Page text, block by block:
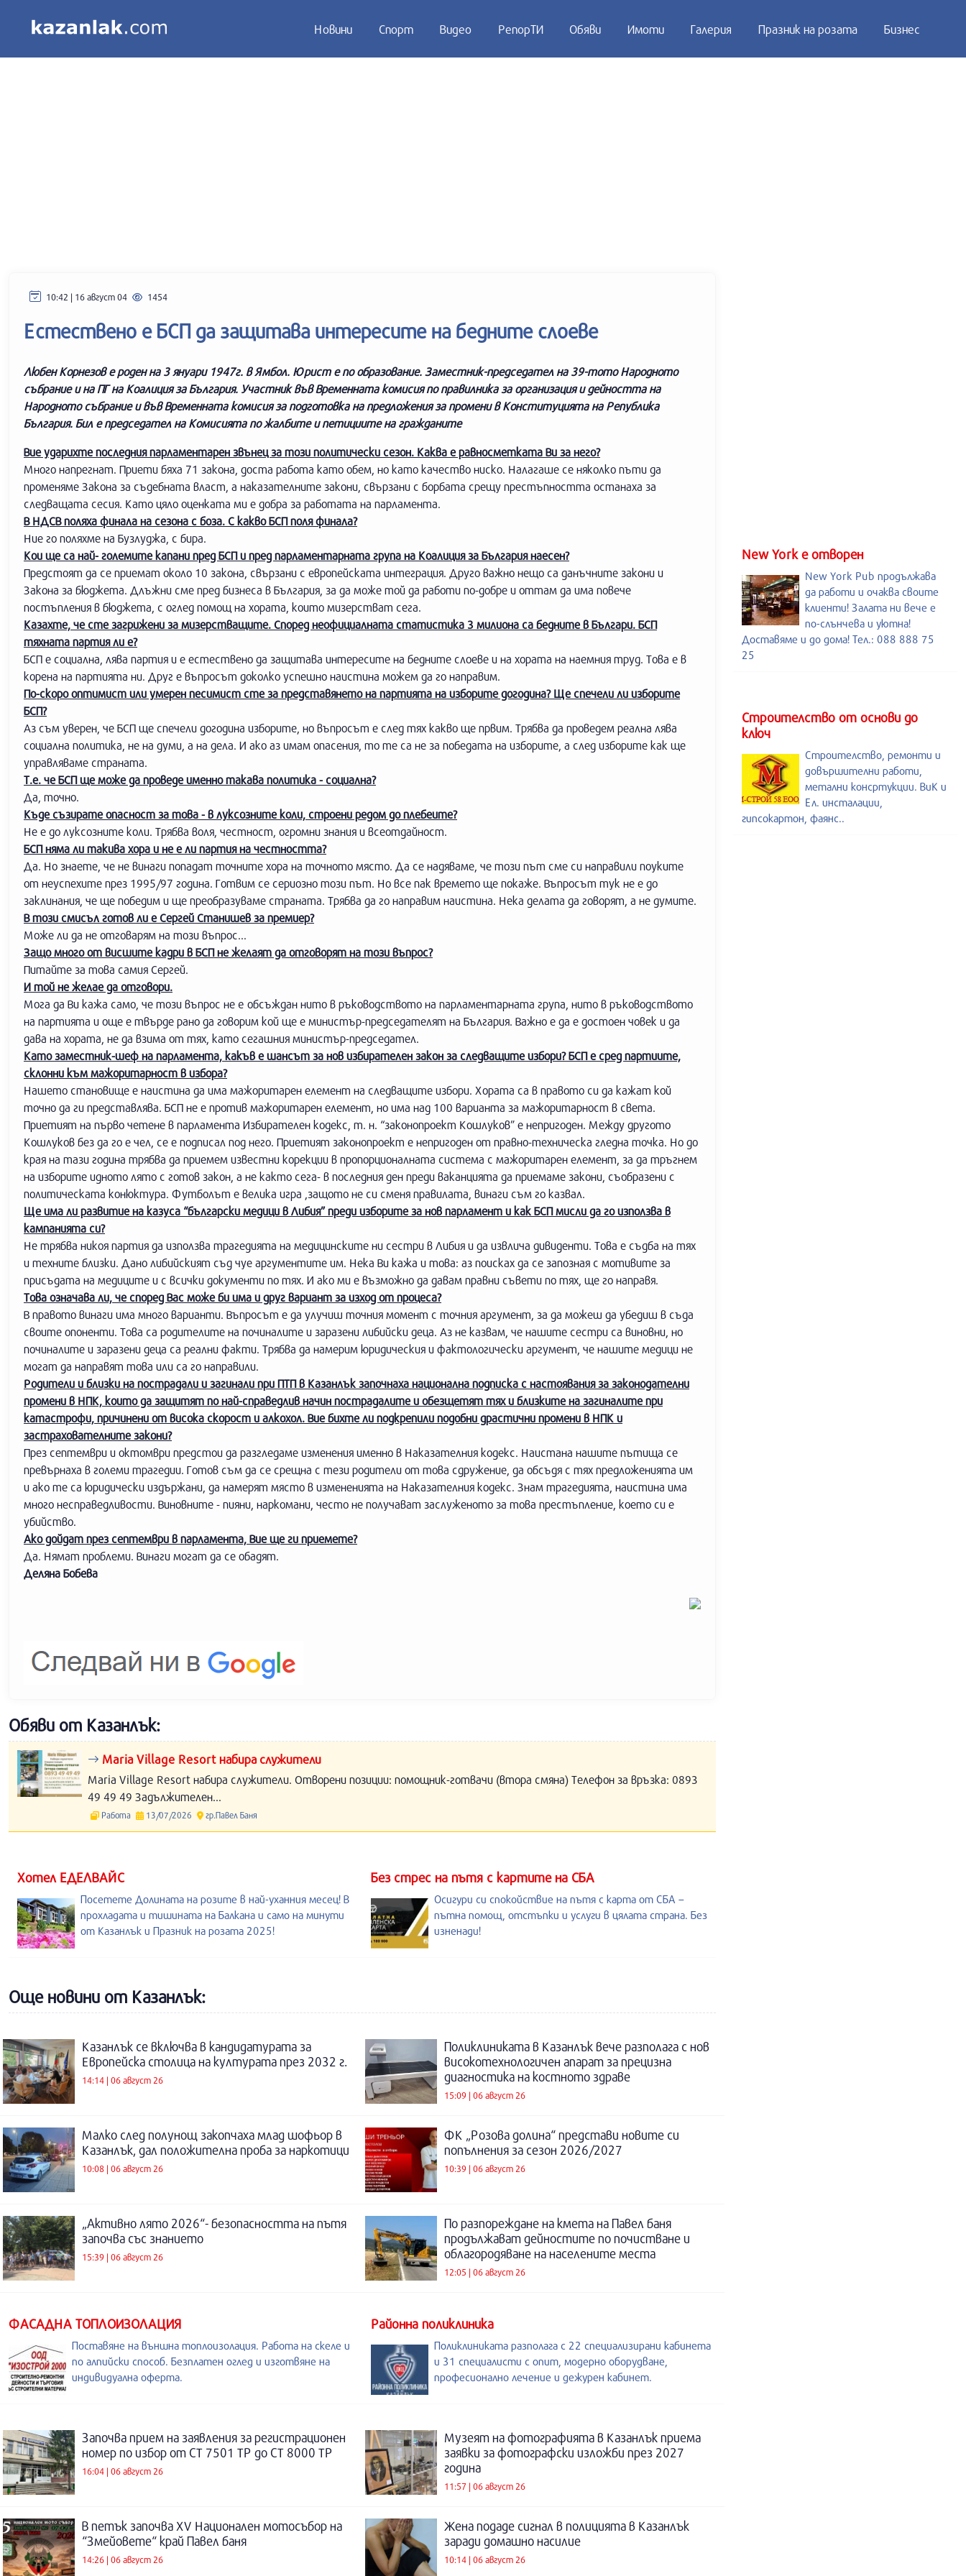
Новини Спорт Видео РепорТИ Обяви Имоти Галерия Празник на розата Бизнес
10:42 | 16 август 04 1454
Естествено е БСП да защитава интересите на бедните слоеве
Любен Корнезов е роден на 3 януари 1947г. в Ямбол. Юрист е по образование. Заместник-председател на 39-тото Народното
събрание и на ПГ на Коалиция за България. Участник във Временната комисия по правилника за организация и дейността на
Народното събрание и във Временната комисия за подготовка на предложения за промени в Конституцията на Република
България. Бил е председател на Комисията по жалбите и петициите на гражданите
Вие ударихте последния парламентарен звънец за този политически сезон. Каква е равносметката Ви за него?
Много напрегнат. Приети бяха 71 закона, доста работа като обем, но като качество ниско. Налагаше се няколко пъти да
променяме Закона за съдебната власт, а наказателните закони, свързани с борбата срещу престъпността останаха за
следващата сесия. Като цяло оценката ми е добра за работата на парламента.
В НДСВ поляха финала на сезона с боза. С какво БСП поля финала?
Ние го поляхме на Бузлуджа, с бира.
Кои ще са най- големите капани пред БСП и пред парламентарната група на Коалиция за България наесен?
Предстоят да се приемат около 10 закона, свързани с европейската интеграция. Друго важно нещо са данъчните закони и
Закона за бюджета. Длъжни сме пред бизнеса в България, за да може той да работи по-добре и оттам да има повече
постъпления в бюджета, с оглед помощ на хората, които мизерстват сега.
Казахте, че сте загрижени за мизерстващите. Според неофициалната статистика 3 милиона са бедните в Българи. БСП
тяхната партия ли е?
БСП е социална, лява партия и е естествено да защитава интересите на бедните слоеве и на хората на наемния труд. Това е в
корена на партията ни. Друг е въпросът доколко успешно наистина можем да го направим.
По-скоро оптимист или умерен песимист сте за представянето на партията на изборите догодина? Ще спечели ли изборите
БСП?
Аз съм уверен, че БСП ще спечели догодина изборите, но въпросът е след тях какво ще првим. Трябва да проведем реална лява
социална политика, не на думи, а на дела. И ако аз имам опасения, то те са не за победата на изборите, а след изборите как ще
управляваме страната.
Т.е. че БСП ще може да проведе именно такава политика - социална?
Да, точно.
Къде съзирате опасност за това - в луксозните коли, строени редом до плебеите?
Не е до луксозните коли. Трябва воля, честност, огромни знания и всеотдайност.
БСП няма ли такива хора и не е ли партия на честността?
Да. Но знаете, че не винаги попадат точните хора на точното място. Да се надяваме, че този път сме си направили поуките
от неуспехите през 1995/97 година. Готвим се сериозно този път. Но все пак времето ще покаже. Въпросът тук не е до
заклинания, че ще победим и ще преобразуваме страната. Трябва да го направим наистина. Нека делата да говорят, а не думите.
В този смисъл готов ли е Сергей Станишев за премиер?
Може ли да не отговарям на този въпрос...
Защо много от висшите кадри в БСП не желаят да отговорят на този въпрос?
Питайте за това самия Сергей.
И той не желае да отговори.
Мога да Ви кажа само, че този въпрос не e обсъждан нито в ръководството на парламентарната група, нито в ръководството
на партията и още е твърде рано да говорим кой ще е министър-председателят на България. Важно е да е достоен човек и да
дава на хората, не да взима от тях, като сегашния министър-председател.
Като заместник-шеф на парламента, какъв е шансът за нов избирателен закон за следващите избори? БСП е сред партиите,
склонни към мажоритарност в избора?
Нашето становище е наистина да има мажоритарен елемент на следващите избори. Хората са в правото си да кажат кой
точно да ги представлява. БСП не е против мажоритарен елемент, но има над 100 варианта за мажоритарност в света.
Приетият на първо четене в парламента Избирателен кодекс, т. н. “законопроект Кошлуков” е непригоден. Между другото
Кошлуков без да го е чел, се е подписал под него. Приетият законопроект е непригоден от правно-техническа гледна точка. Но до
края на тази година трябва да приемем известни корекции в пропорционалната система с мажоритарен елемент, за да тръгнем
на изборите идното лято с готов закон, а не както сега- в последния ден преди ваканцията да приемаме закони, съобразени с
политическата конюктура. Футболът е велика игра ,защото не си сменя правилата, винаги съм го казвал.
Ще има ли развитие на казуса “български медици в Либия” преди изборите за нов парламент и как БСП мисли да го използва в
кампанията си?
Не трябва никоя партия да използва трагедията на медицинските ни сестри в Либия и да извлича дивиденти. Това е съдба на тях
и техните близки. Дано либийският съд чуе аргументите им. Нека Ви кажа и това: аз поисках да се запозная с мотивите за
присъдата на медиците и с всички документи по тях. И ако ми е възможно да давам правни съвети по тях, ще го направя.
Това означава ли, че според Вас може би има и друг вариант за изход от процеса?
В правото винаги има много варианти. Въпросът е да улучиш точния момент с точния аргумент, за да можеш да убедиш в съда
своите опоненти. Това са родителите на починалите и заразени либийски деца. Аз не казвам, че нашите сестри са виновни, но
починалите и заразени деца са реални факти. Трябва да намерим юридическия и фактологически аргумент, че нашите медици не
могат да направят това или са го направили.
Родители и близки на пострадали и загинали при ПТП в Казанлък започнаха национална подписка с настоявания за законодателни
промени в НПК, които да защитят по най-справедлив начин пострадалите и обезщетят тях и близките на загиналите при
катастрофи, причинени от висока скорост и алкохол. Вие бихте ли подкрепили подобни драстични промени в НПК и
застрахователните закони?
През септември и октомври предстои да разгледаме изменения именно в Наказателния кодекс. Наистана нашите пътища се
превърнаха в големи трагедии. Готов съм да се срещна с тези родители от това сдружение, да обсъдя с тях предложенията им
и ако те са юридически издържани, да намерят място в измененията на Наказателния кодекс. Знам трагедията, наистина има
много несправедливости. Виновните - пияни, наркомани, често не получават заслуженото за това престъпление, което си е
убийство.
Ако дойдат през септември в парламента, Вие ще ги приемете?
Да. Нямат проблеми. Винаги могат да се обадят.
Деляна Бобева
Обяви от Казанлък:
Maria Village Resort набира служители
Maria Village Resort набира служители. Отворени позиции: помощник-готвачи (втора смяна) Телефон за връзка: 0893
49 49 49 Задължителен...
Работа 13/07/2026 гр.Павел Баня
New York е отворен
New York Pub продължава
да работи и очаква своите
клиенти! Залата ни вече е
по-слънчева и уютна!
Доставяме и до дома! Тел.: 088 888 75
25
Строителство от основи до
ключ
Строителство, ремонти и
довършителни работи,
метални консртукции. ВиК и
Ел. инсталации,
гипсокартон, фаянс..
Хотел ЕДЕЛВАЙС
Посетете Долината на розите в най-уханния месец! В
прохладата и тишината на Балкана и само на минути
от Казанлък и Празник на розата 2025!
Без стрес на пътя с картите на СБА
Осигури си спокойствие на пътя с карта от СБА –
пътна помощ, отстъпки и услуги в цялата страна. Без
изненади!
Още новини от Казанлък:
Казанлък се включва в кандидатурата за
Европейска столица на културата през 2032 г.
14:14 | 06 август 26
Поликлиниката в Казанлък вече разполага с нов
високотехнологичен апарат за прецизна
диагностика на костното здраве
15:09 | 06 август 26
Малко след полунощ закопчаха млад шофьор в
Казанлък, дал положителна проба за наркотици
10:08 | 06 август 26
ФК „Розова долина“ представи новите си
попълнения за сезон 2026/2027
10:39 | 06 август 26
„Активно лято 2026“- безопасността на пътя
започва със знанието
15:39 | 06 август 26
По разпореждане на кмета на Павел баня
продължават дейностите по почистване и
облагородяване на населените места
12:05 | 06 август 26
ФАСАДНА ТОПЛОИЗОЛАЦИЯ
Поставяне на външна топлоизолация. Работа на скеле и
по алпийски способ. Безплатен оглед и изготвяне на
индивидуална оферта.
Районна поликлиника
Поликлиниката разполага с 22 специализирани кабинета
и 31 специалисти с опит, модерно оборудване,
професионално лечение и дежурен кабинет.
Започва прием на заявления за регистрационен
номер по избор от СТ 7501 ТР до СТ 8000 ТР
16:04 | 06 август 26
Музеят на фотографията в Казанлък приема
заявки за фотографски изложби през 2027
година
11:57 | 06 август 26
В петък започва XV Национален мотосъбор на
“Змейовете“ край Павел баня
14:26 | 06 август 26
Жена подаде сигнал в полицията в Казанлък
заради домашно насилие
10:14 | 06 август 26